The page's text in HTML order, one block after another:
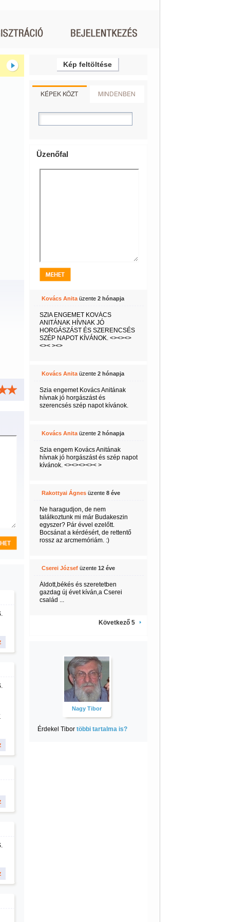
Kép feltöltése
KÉPEK KÖZT MINDENBEN
Üzenőfal
Kovács Anitaüzente 2 hónapja
SZIA ENGEMET KOVÁCS
ANITÁNAK HÍVNAK JÓ
HORGÁSZÁST ÉS SZERENCSÉS
SZÉP NAPOT KÍVÁNOK. <><><>
<>< ><>
Kovács Anitaüzente 2 hónapja
Szia engemet Kovács Anitának
hívnak jó horgászást és
szerencsés szép napot kívánok.
Kovács Anitaüzente 2 hónapja
Szia engem Kovács Anitának
hívnak jó horgászást és szép napot
kívánok. <><><><>< >
Rakottyai Ágnesüzente 8 éve
Ne haragudjon, de nem
találkoztunk mi már Budakeszin
egyszer? Pár évvel ezelőtt.
Bocsánat a kérdésért, de rettentő
rossz az arcmemóriám. :)
Cserei Józsefüzente 12 éve
Áldott,békés és szeretetben
gazdag új évet kíván,a Cserei
család ...
Következő 5
Nagy Tibor
Érdekel Tibor többi tartalma is?